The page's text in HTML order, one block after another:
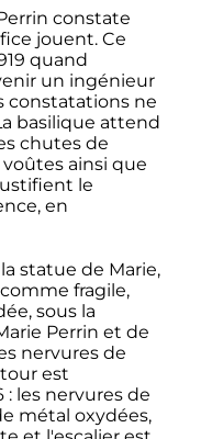
constate
jouent. Ce
quand
un ingénieur
constatations ne
basilique attend
chutes de
ainsi que
le
en
statue de Marie,
fragile,
sous la
Perrin et de
nervures de
est
: les nervures de
métal oxydées,